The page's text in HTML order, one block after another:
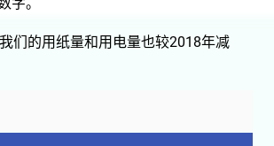
们的用纸量和用电量也较2018年减